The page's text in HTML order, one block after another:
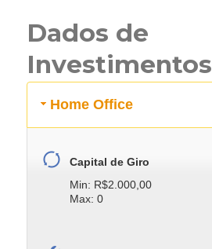
Dados de
Investimentos
Home Office
Capital de Giro
Min: R$2.000,00
Max: 0